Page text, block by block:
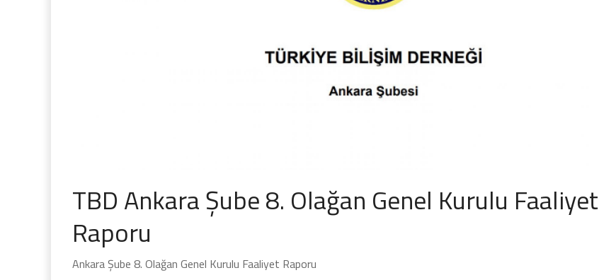
TBD Ankara Şube 8. Olağan Genel Kurulu Faaliyet
Raporu
Ankara Şube 8. Olağan Genel Kurulu Faaliyet Raporu